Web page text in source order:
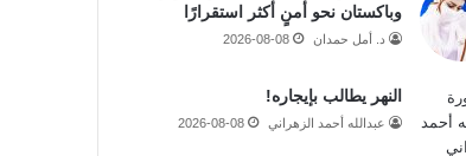
وباكستان نحو أمنٍ أكثر استقرارًا
د. أمل حمدان 2026-08-08
النهر يطالب بإيجاره!
عبدالله أحمد الزهراني 2026-08-08